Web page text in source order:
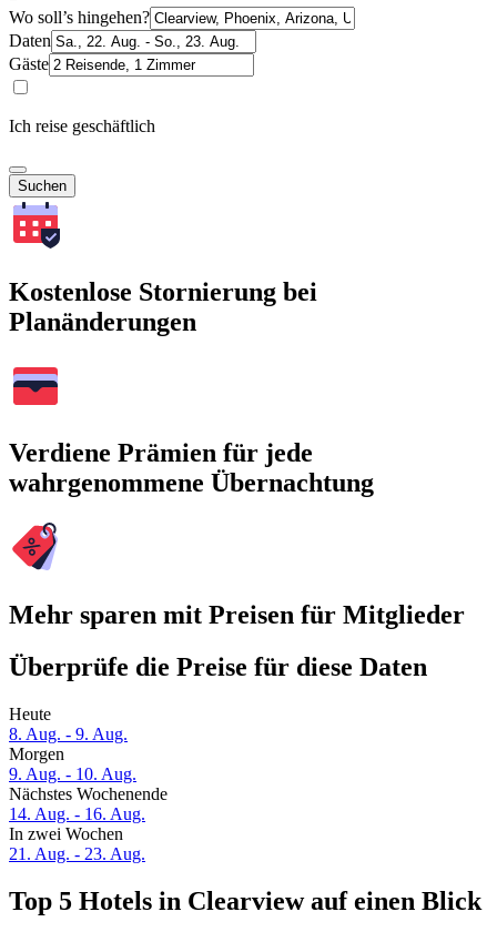
Wo soll’s hingehen?
Daten
Gäste
Ich reise geschäftlich
Suchen
Kostenlose Stornierung bei
Planänderungen
Verdiene Prämien für jede
wahrgenommene Übernachtung
Mehr sparen mit Preisen für Mitglieder
Überprüfe die Preise für diese Daten
Heute
8. Aug. - 9. Aug.
Morgen
9. Aug. - 10. Aug.
Nächstes Wochenende
14. Aug. - 16. Aug.
In zwei Wochen
21. Aug. - 23. Aug.
Top 5 Hotels in Clearview auf einen Blick